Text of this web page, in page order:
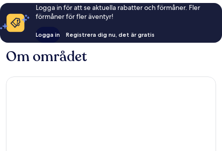
Logga in för att se aktuella rabatter och förmåner. Fler
förmåner för fler äventyr!
Logga in Registrera dig nu, det är gratis
Om området